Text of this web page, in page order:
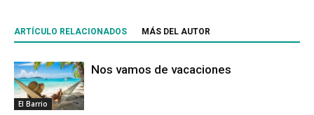
ARTÍCULO RELACIONADOS MÁS DEL AUTOR
El Barrio
Nos vamos de vacaciones